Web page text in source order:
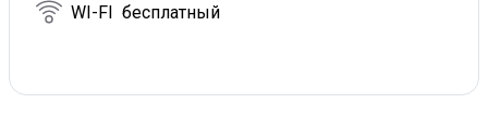
WI-FI бесплатный